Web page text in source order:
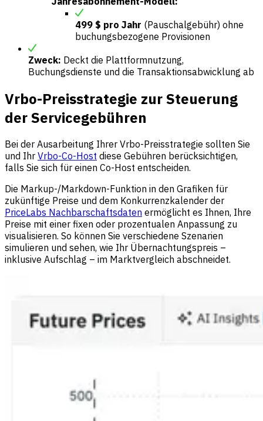
499 $ pro Jahr (Pauschalgebühr) ohne
buchungsbezogene Provisionen
Zweck: Deckt die Plattformnutzung,
Buchungsdienste und die Transaktionsabwicklung ab
Vrbo-Preisstrategie zur Steuerung
der Servicegebühren
Bei der Ausarbeitung Ihrer Vrbo-Preisstrategie sollten Sie
und Ihr Vrbo-Co-Host diese Gebühren berücksichtigen,
falls Sie sich für einen Co-Host entscheiden.
Die Markup-/Markdown-Funktion in den Grafiken für
zukünftige Preise und dem Konkurrenzkalender der
PriceLabs Nachbarschaftsdaten ermöglicht es Ihnen, Ihre
Preise mit einer fixen oder prozentualen Anpassung zu
visualisieren. So können Sie verschiedene Szenarien
simulieren und sehen, wie Ihr Übernachtungspreis –
inklusive Aufschlag – im Marktvergleich abschneidet.